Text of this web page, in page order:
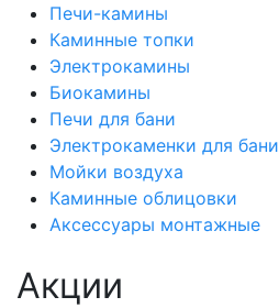
Печи-камины
Каминные топки
Электрокамины
Биокамины
Печи для бани
Электрокаменки для бани
Мойки воздуха
Каминные облицовки
Аксессуары монтажные
Акции